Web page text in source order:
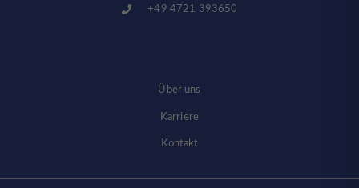
+49 4721 393650
Über uns
Karriere
Kontakt